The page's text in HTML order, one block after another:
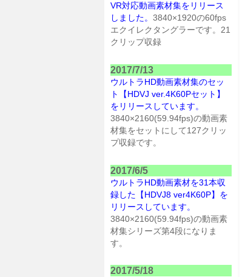
VR対応動画素材集をリリース
しました。 3840×1920の60fps
エクイレクタングラーです。21
クリップ収録
2017/7/13
ウルトラHD動画素材集のセッ
ト【HDVJ ver.4K60Pセット】
をリリースしています。
3840×2160(59.94fps)の動画素
材集をセットにして127クリッ
プ収録です。
2017/6/5
ウルトラHD動画素材を31本収
録した【HDVJ8 ver4K60P】を
リリースしています。
3840×2160(59.94fps)の動画素
材集シリーズ第4段になりま
す。
2017/5/18